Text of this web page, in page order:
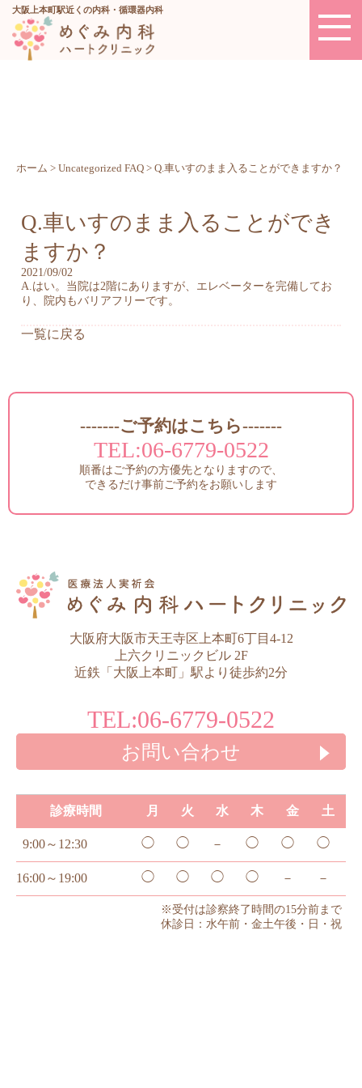
大阪上本町駅近くの内科・循環器内科
ホーム > Uncategorized FAQ > Q.車いすのまま入ることができますか？
Q.車いすのまま入ることができ
ますか？
2021/09/02
A.はい。当院は2階にありますが、エレベーターを完備してお
り、院内もバリアフリーです。
一覧に戻る
-------ご予約はこちら-------
TEL:06-6779-0522
順番はご予約の方優先となりますので、
できるだけ事前ご予約をお願いします
大阪府大阪市天王寺区上本町6丁目4-12
上六クリニックビル 2F
近鉄「大阪上本町」駅より徒歩約2分
TEL:06-6779-0522
お問い合わせ
診療時間 月 火 水 木 金 土
9:00～12:30 ◯ ◯ － ◯ ◯ ◯
16:00～19:00 ◯ ◯ ◯ ◯ － －